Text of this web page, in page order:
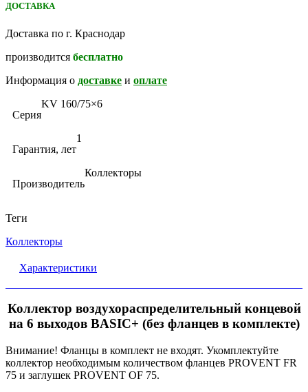
ДОСТАВКА
Доставка по г. Краснодар
производится бесплатно
Информация о доставке и оплате
Серия
KV 160/75×6
Гарантия, лет
1
Производитель
Коллекторы
Теги
Коллекторы
Характеристики
Коллектор воздухораспределительный концевой
на 6 выходов BASIC+ (без фланцев в комплекте)
Внимание! Фланцы в комплект не входят. Укомплектуйте
коллектор необходимым количеством фланцев PROVENT FR
75 и заглушек PROVENT OF 75.